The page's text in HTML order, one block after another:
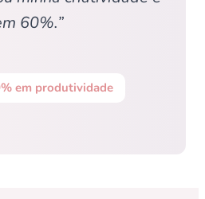
60%.”
em produtividade